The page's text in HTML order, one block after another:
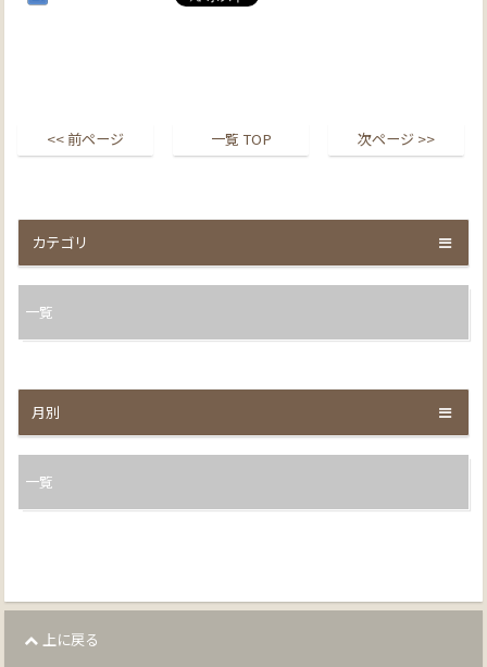
<< 前ページ 一覧 TOP 次ページ >>
カテゴリ
一覧
月別
一覧
上に戻る